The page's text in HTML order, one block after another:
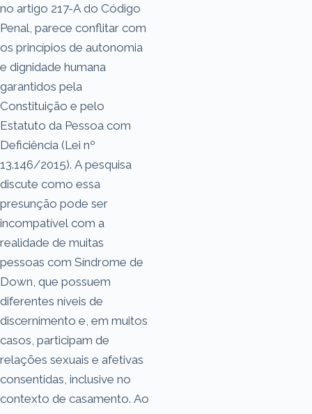
no artigo 217-A do Código
Penal, parece conflitar com
os princípios de autonomia
e dignidade humana
garantidos pela
Constituição e pelo
Estatuto da Pessoa com
Deficiência (Lei nº
13.146/2015). A pesquisa
discute como essa
presunção pode ser
incompatível com a
realidade de muitas
pessoas com Síndrome de
Down, que possuem
diferentes níveis de
discernimento e, em muitos
casos, participam de
relações sexuais e afetivas
consentidas, inclusive no
contexto de casamento. Ao